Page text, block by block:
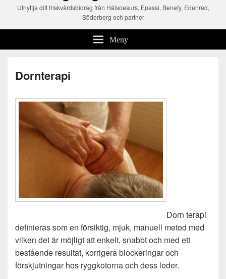
Utnyttja ditt friskvårdsbidrag från Hälsoesurs, Epassi, Benefy, Edenred,
Söderberg och partner
Meny
Dornterapi
Dorn terapi
definieras som en försiktig, mjuk, manuell metod med
vilken det är möjligt att enkelt, snabbt och med ett
bestående resultat, korrigera blockeringar och
förskjutningar hos ryggkotorna och dess leder.